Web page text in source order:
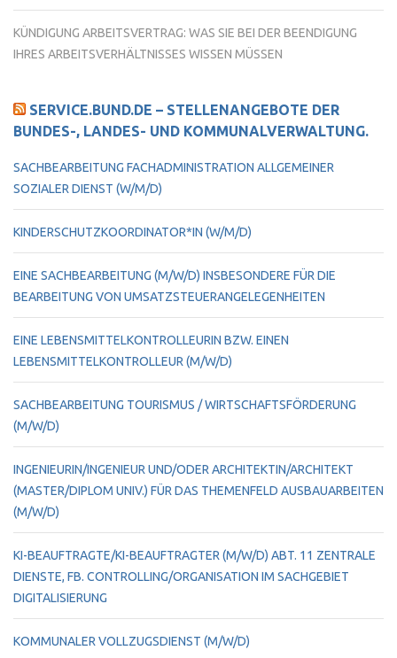
KÜNDIGUNG ARBEITSVERTRAG: WAS SIE BEI DER BEENDIGUNG
IHRES ARBEITSVERHÄLTNISSES WISSEN MÜSSEN
SERVICE.BUND.DE – STELLENANGEBOTE DER
BUNDES-, LANDES- UND KOMMUNALVERWALTUNG.
SACHBEARBEITUNG FACHADMINISTRATION ALLGEMEINER
SOZIALER DIENST (W/M/D)
KINDERSCHUTZKOORDINATOR*IN (W/M/D)
EINE SACHBEARBEITUNG (M/W/D) INSBESONDERE FÜR DIE
BEARBEITUNG VON UMSATZSTEUERANGELEGENHEITEN
EINE LEBENSMITTELKONTROLLEURIN BZW. EINEN
LEBENSMITTELKONTROLLEUR (M/W/D)
SACHBEARBEITUNG TOURISMUS / WIRTSCHAFTSFÖRDERUNG
(M/W/D)
INGENIEURIN/INGENIEUR UND/ODER ARCHITEKTIN/ARCHITEKT
(MASTER/DIPLOM UNIV.) FÜR DAS THEMENFELD AUSBAUARBEITEN
(M/W/D)
KI-BEAUFTRAGTE/KI-BEAUFTRAGTER (M/W/D) ABT. 11 ZENTRALE
DIENSTE, FB. CONTROLLING/ORGANISATION IM SACHGEBIET
DIGITALISIERUNG
KOMMUNALER VOLLZUGSDIENST (M/W/D)